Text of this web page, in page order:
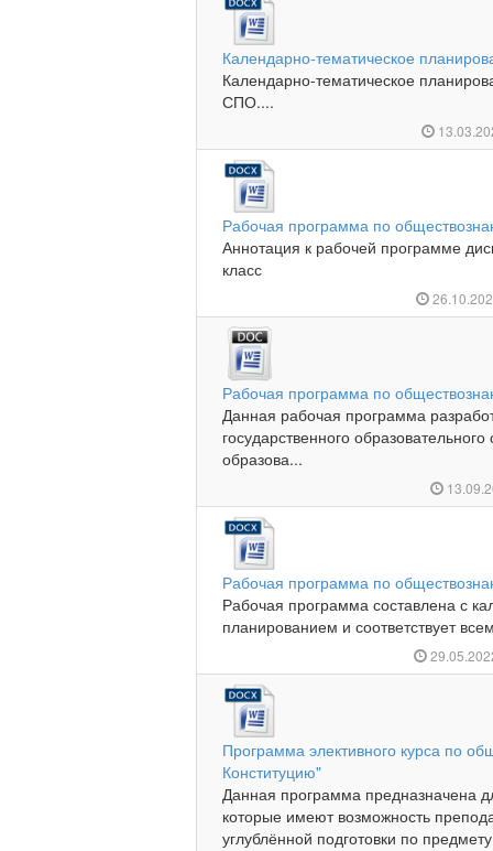
Календарно-тематическое
Календарно-тематическое
СПО....
Рабочая программа по
Аннотация к рабочей программе
класс
Рабочая программа по
Данная рабочая программа
государственного
образова...
Рабочая программа по
Рабочая программа составлена с
планированием и соответствует
Программа элективного курса по
Конституцию"
Данная программа предназначена
которые имеют возможность
углублённой подготовки по